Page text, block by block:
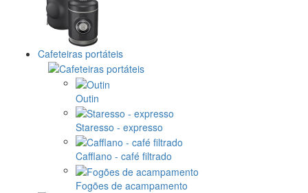
Cafeteiras portáteis
Outin
Staresso - expresso
Cafflano - café filtrado
Fogões de acampamento